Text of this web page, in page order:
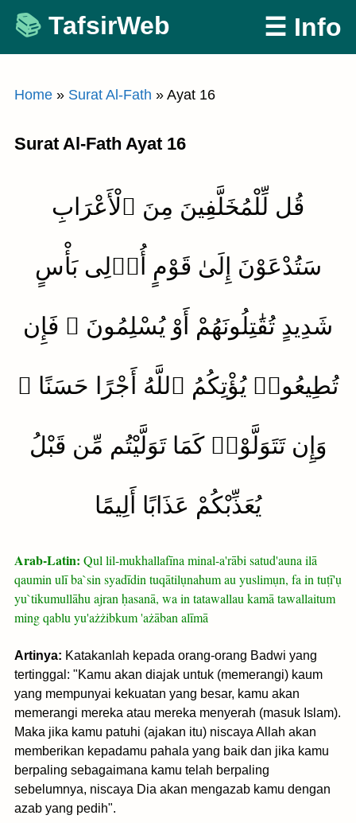
Skip
content
TafsirWeb ☰ Info
Home » Surat Al-Fath » Ayat 16
Surat Al-Fath Ayat 16
قُل لِّلْمُخَلَّفِينَ مِنَ ٱلْأَعْرَابِ
سَتُدْعَوْنَ إِلَىٰ قَوْمٍ أُو۟لِى بَأْسٍ
شَدِيدٍ تُقَٰتِلُونَهُمْ أَوْ يُسْلِمُونَ ۖ فَإِن
تُطِيعُوا۟ يُؤْتِكُمُ ٱللَّهُ أَجْرًا حَسَنًا ۖ
وَإِن تَتَوَلَّوْا۟ كَمَا تَوَلَّيْتُم مِّن قَبْلُ
يُعَذِّبْكُمْ عَذَابًا أَلِيمًا
Arab-Latin: Qul lil-mukhallafīna minal-a'rābi satud'auna ilā
qaumin ulī ba`sin syadīdin tuqātilụnahum au yuslimụn, fa in tuṭī'ụ
yu`tikumullāhu ajran ḥasanā, wa in tatawallau kamā tawallaitum
ming qablu yu'ażżibkum 'ażāban alīmā
Artinya: Katakanlah kepada orang-orang Badwi yang
tertinggal: "Kamu akan diajak untuk (memerangi) kaum
yang mempunyai kekuatan yang besar, kamu akan
memerangi mereka atau mereka menyerah (masuk Islam).
Maka jika kamu patuhi (ajakan itu) niscaya Allah akan
memberikan kepadamu pahala yang baik dan jika kamu
berpaling sebagaimana kamu telah berpaling
sebelumnya, niscaya Dia akan mengazab kamu dengan
azab yang pedih".